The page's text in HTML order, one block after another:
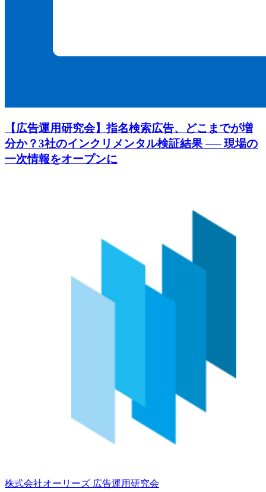
【広告運用研究会】指名検索広告、どこまでが増
分か？3社のインクリメンタル検証結果 ── 現場の
一次情報をオープンに
株式会社オーリーズ 広告運用研究会